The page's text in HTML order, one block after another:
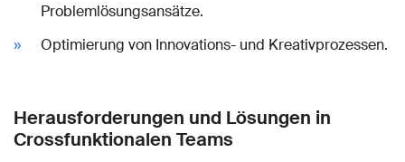
Problemlösungsansätze.
Optimierung von Innovations- und Kreativprozessen.
Herausforderungen und Lösungen in
Crossfunktionalen Teams